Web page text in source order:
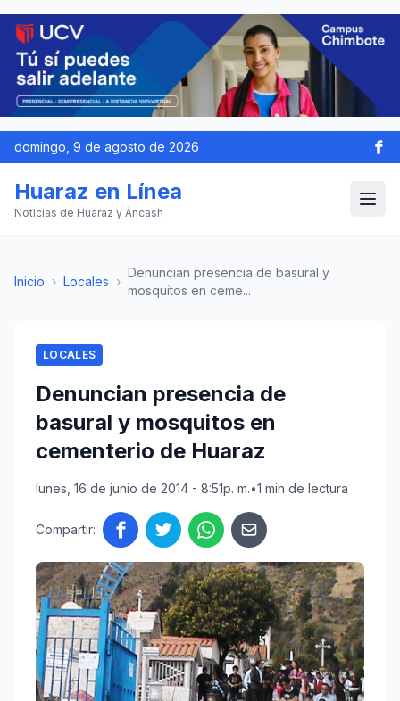
domingo, 9 de agosto de 2026
Huaraz en Línea
Noticias de Huaraz y Áncash
Inicio › Locales ›
Denuncian presencia de basural y
mosquitos en ceme...
LOCALES
Denuncian presencia de
basural y mosquitos en
cementerio de Huaraz
lunes, 16 de junio de 2014 - 8:51p. m.•1 min de lectura
Compartir: